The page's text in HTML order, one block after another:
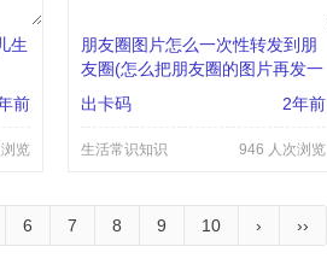
生
前
览
朋友圈图片怎么一次性转发到朋
友圈(怎么把朋友圈的图片再发一
遍 )
出卡码 2年前
生活常识知识 946 人次浏览
6 7 8 9 10 › ››